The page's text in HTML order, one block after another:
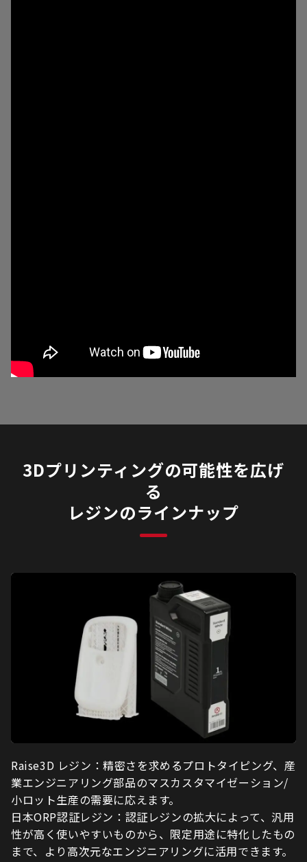
3Dプリンティングの可能性を広げ
る
レジンのラインナップ
Raise3D レジン：精密さを求めるプロトタイピング、 産
業エンジニアリング部品のマスカスタマイゼーション/
小ロット生産の需要に応えます。
日本ORP認証レジン：認証レジンの拡大によって、汎用
性が高く使いやすいものから、限定用途に特化したもの
まで、より高次元なエンジニアリングに活用できます。